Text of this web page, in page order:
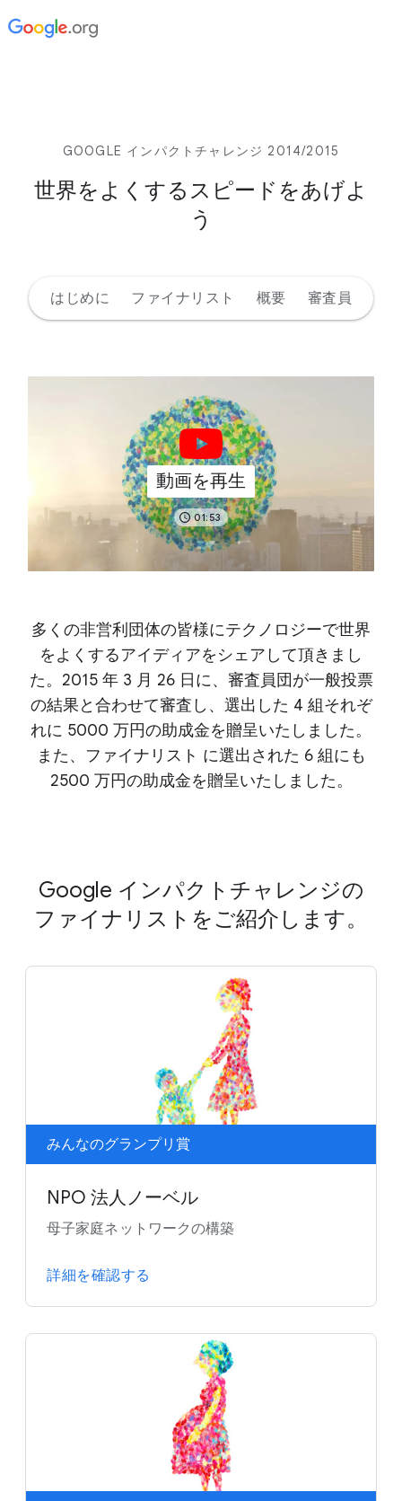
GOOGLE インパクトチャレンジ 2014/2015
世界をよくするスピードをあげよ
う
はじめに ファイナリスト 概要 審査員
動画を再生
01:53
多くの非営利団体の皆様にテクノロジーで世界
をよくするアイディアをシェアして頂きまし
た。 2015 年 3 月 26 日に、審査員団が一般投票
の結果と合わせて審査し、 選出した 4 組それぞ
れに 5000 万円の助成金を贈呈いたしました。
また、ファイナリスト に選出された 6 組にも
2500 万円の助成金を贈呈いたしました。
Google インパクトチャレンジの
ファイナリストをご紹介します。
みんなのグランプリ賞
NPO 法人ノーベル
母子家庭ネットワークの構築
詳細を確認する